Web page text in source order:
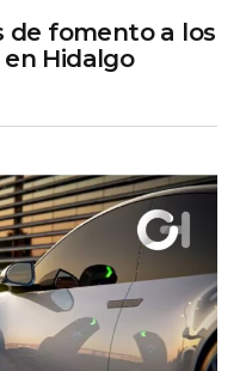
de fomento a los
Hidalgo